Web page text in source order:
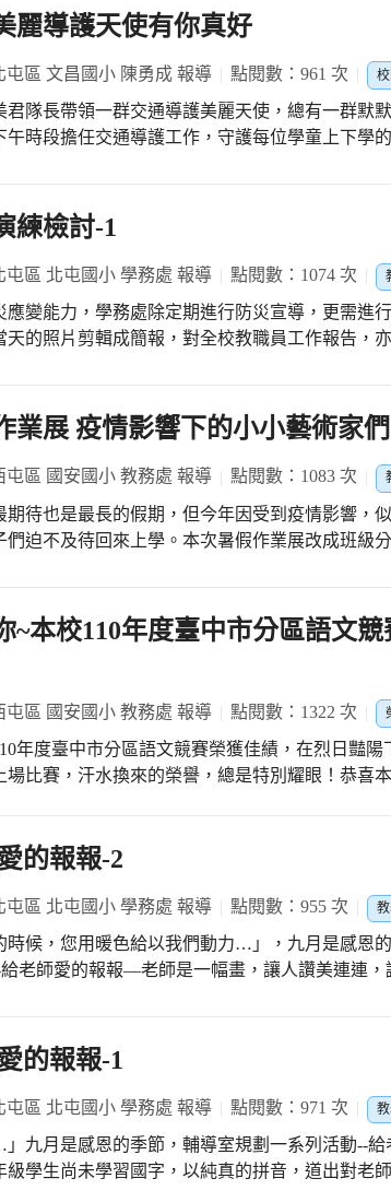
這首歌是點給你的耶......」午餐時間，學生無不聚
，都和老師一起開心的聆聽著...... 看看我們的老
喜悅、卻還是兼顧防疫措施，午餐時間仍不殆懈為
苦了，教師節快樂~更重要的是，天天保持心情上
能教出喜樂的學生~
麗導護天使有你真好
屯區 文昌國小 陳勇成 報導 點閱數：961 次
君隊長帶領一群交通導護美麗天使，總有一群默
午時段擔任交通導護工作，守護每位學童上下學
入志工行列，學校及社區肯定愛心工作隊是維護校
重要推手。
練檢討-1
屯區 北屯國小 學務處 報導 點閱數：1074 次
應變能力，學務處除定期進行防災宣導，更需進
天的照片剪輯成簡報，對全校教職員工作報告，
業展 疫情影響下的小小藝術家們
屯區 國安國小 教務處 報導 點閱數：1083 次
期待也是最長的假期，但今年因受到疫情影響，
們迫不及待回來上學。本次暑假作業展改成班級
到了這幾天，每班無不使出渾身解數，針對各班作
置！
~本校110年度臺中市分區語文
屯區 國安國小 教務處 報導 點閱數：1322 次
年度臺中市分區語文競賽榮獲佳績，在烈日豔陽
場比賽，汗水換來的榮譽，總是特別耀眼！恭喜本
宜駿老師 閩南語演說 第一名 感謝 蔡宜庭老師、
導！
的報報-2
屯區 北屯國小 學務處 報導 點閱數：955 次
時候，您用暖色給以我們動力…」，九月是感恩
老師愛的報報—老師是一幅畫，讓人讚美連連，
的報報-1
屯區 北屯國小 學務處 報導 點閱數：971 次
」九月是感恩的季節，輔導室規劃一系列活動--
級學生尚未學習國字，以純真的拼音，道出對老